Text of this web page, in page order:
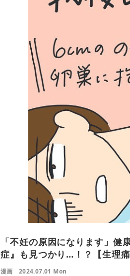
「不妊の原因になります」
症』も見つかり…！？【生理
漫画 2024.07.01 Mon